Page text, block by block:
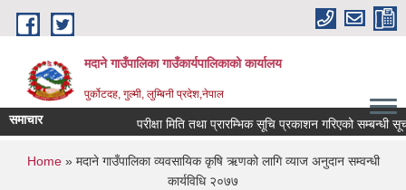
Skip to main content
मदाने गाउँपालिका गाउँकार्यपालिकाको कार्यालय
पुर्कोटदह, गुल्मी, लुम्बिनी प्रदेश,नेपाल
समाचार परीक्षा मिति तथा प्रारम्भिक सूचि प्रकाशन गरिएको सम्बन्धी सूचना
You are here
Home» मदाने गाउँपालिका व्यवसायिक कृषि ऋणको लागि व्याज अनुदान सम्वन्धी
कार्यविधि २०७७